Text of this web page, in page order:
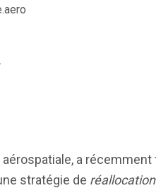
.
a
stratégie de